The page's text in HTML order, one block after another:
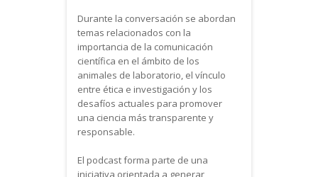
Durante la conversación se abordan
temas relacionados con la
importancia de la comunicación
científica en el ámbito de los
animales de laboratorio, el vínculo
entre ética e investigación y los
desafíos actuales para promover
una ciencia más transparente y
responsable.
El podcast forma parte de una
iniciativa orientada a generar